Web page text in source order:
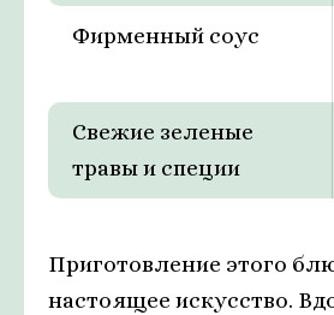
Фирменный соус
Свежие зеленые
травы и специи
Приготовление этого
настоящее искусство.